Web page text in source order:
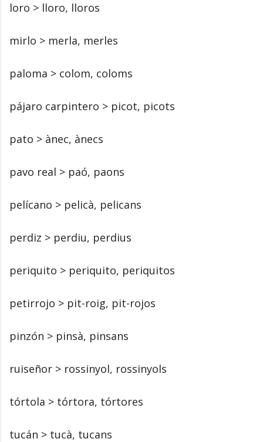
loro > lloro, lloros
mirlo > merla, merles
paloma > colom, coloms
pájaro carpintero > picot, picots
pato > ànec, ànecs
pavo real > paó, paons
pelícano > pelicà, pelicans
perdiz > perdiu, perdius
periquito > periquito, periquitos
petirrojo > pit-roig, pit-rojos
pinzón > pinsà, pinsans
ruiseñor > rossinyol, rossinyols
tórtola > tórtora, tórtores
tucán > tucà, tucans